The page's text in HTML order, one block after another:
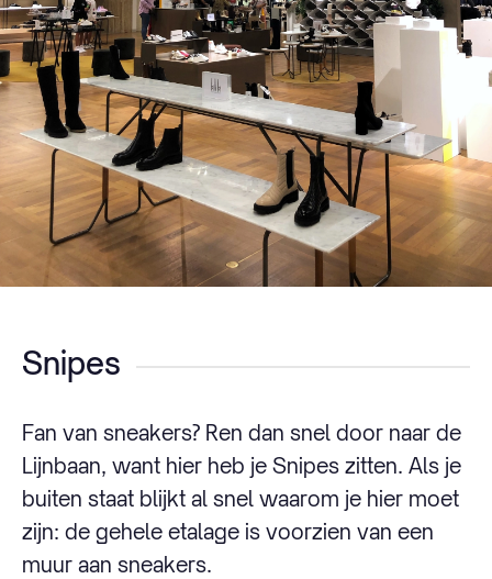
Snipes
Fan van sneakers? Ren dan snel door naar de
Lijnbaan, want hier heb je Snipes zitten. Als je
buiten staat blijkt al snel waarom je hier moet
zijn: de gehele etalage is voorzien van een
muur aan sneakers.